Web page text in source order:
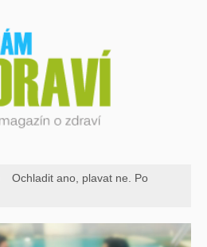
Ochladit ano, plavat ne. Po